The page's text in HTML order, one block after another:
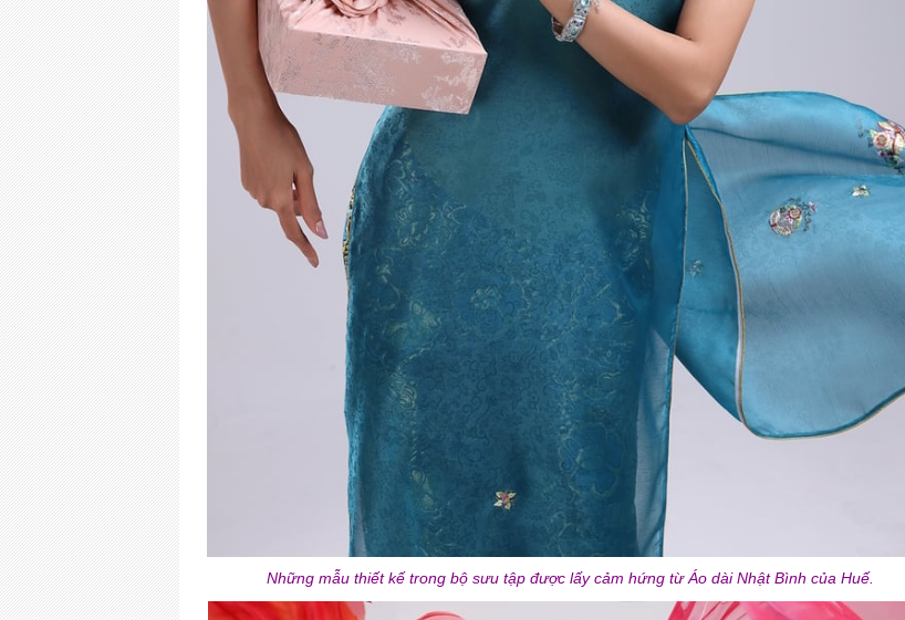
Những mẫu thiết kế trong bộ sưu tập được lấy cảm hứng từ Áo dài Nhật Bình của Huế.